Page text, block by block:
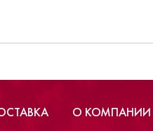
О КОМПАНИИ